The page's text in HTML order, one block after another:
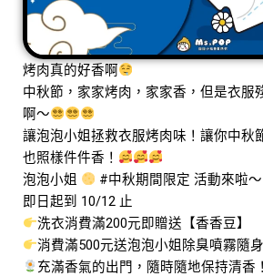
烤肉真的好香啊
中秋節，家家烤肉，家家香，但是衣服
啊～
讓泡泡小姐拯救衣服烤肉味！讓你中秋
也照樣件件香！
泡泡小姐
#中秋期間限定 活動來啦～
即日起到 10/12 止
洗衣消費滿200元即贈送【香香豆】
消費滿500元送泡泡小姐除臭噴霧隨
充滿香氣的出門，隨時隨地保持清香！